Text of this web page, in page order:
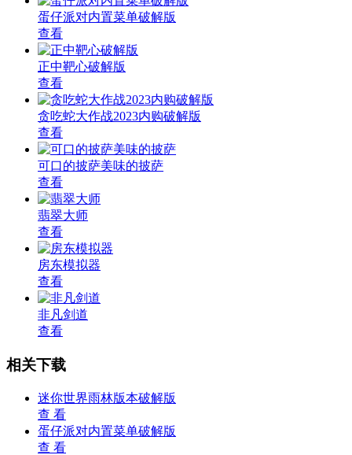
蛋仔派对内置菜单破解版
查看
正中靶心破解版
查看
贪吃蛇大作战2023内购破解版
查看
可口的披萨美味的披萨
查看
翡翠大师
查看
房东模拟器
查看
非凡剑道
查看
相关下载
迷你世界雨林版本破解版
查 看
蛋仔派对内置菜单破解版
查 看